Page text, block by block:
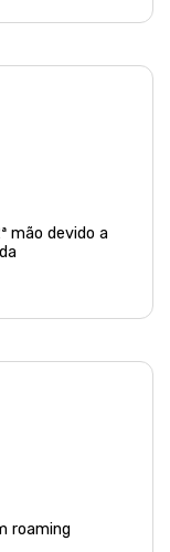
mão devido a
roaming